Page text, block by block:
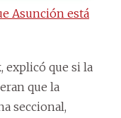
Asunción está
explicó que si la
que la
seccional,